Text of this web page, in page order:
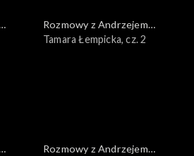
Rozmowy z Andrzejem
Doboszem
Tamara Łempicka, cz. 2
Rozmowy z Andrzejem